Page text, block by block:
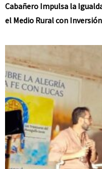
Cabañero Impulsa la
el Medio Rural con